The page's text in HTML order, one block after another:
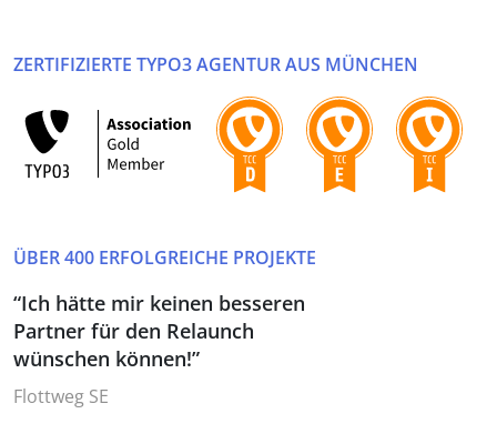
ZERTIFIZIERTE TYPO3 AGENTUR AUS MÜNCHEN
ÜBER 400 ERFOLGREICHE PROJEKTE
“Ich hätte mir keinen besseren
Partner für den Relaunch
wünschen können!”
Flottweg SE